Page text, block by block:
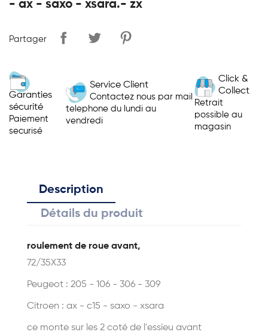
- ax - saxo - xsara.- zx
Partager
Garanties
sécurité
Paiement
securisé
Service Client
Contactez nous par mail
telephone du lundi au
vendredi
Click &
Collect
Retrait
possible au
magasin
Description
Détails du produit
roulement de roue avant,
72/35X33
Peugeot : 205 - 106 - 306 - 309
Citroen : ax - c15 - saxo - xsara
ce monte sur les 2 coté de l'essieu avant